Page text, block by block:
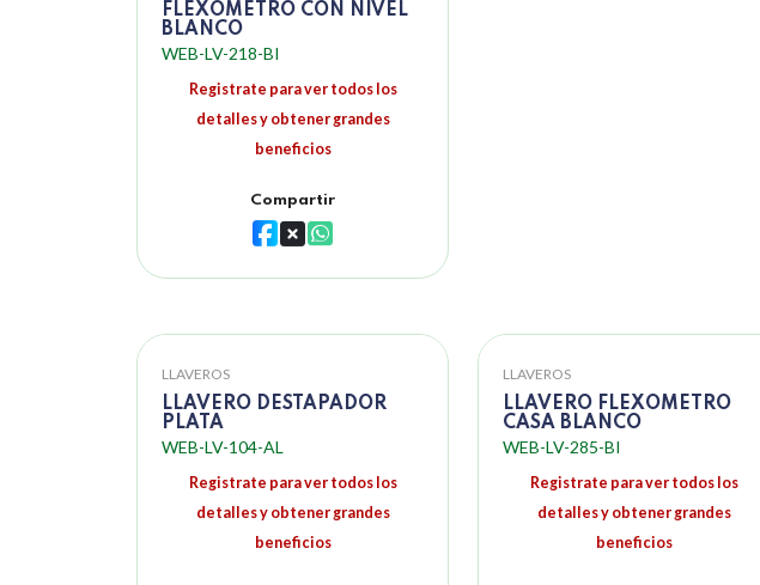
FLEXOMETRO CON NIVEL
BLANCO
WEB-LV-218-BI
Registrate para ver todos los
detalles y obtener grandes
beneficios
Compartir
LLAVEROS
LLAVERO DESTAPADOR
PLATA
WEB-LV-104-AL
Registrate para ver todos los
detalles y obtener grandes
beneficios
LLAVEROS
LLAVERO FLEXOMETRO
CASA BLANCO
WEB-LV-285-BI
Registrate para ver todos los
detalles y obtener grandes
beneficios